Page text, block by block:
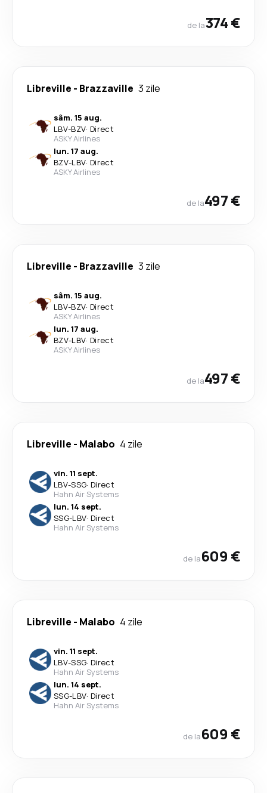
de la374 €
Libreville - Brazzaville 3 zile
sâm. 15 aug.
LBV-BZV· Direct
ASKY Airlines
lun. 17 aug.
BZV-LBV· Direct
ASKY Airlines
de la497 €
Libreville - Brazzaville 3 zile
sâm. 15 aug.
LBV-BZV· Direct
ASKY Airlines
lun. 17 aug.
BZV-LBV· Direct
ASKY Airlines
de la497 €
Libreville - Malabo 4 zile
vin. 11 sept.
LBV-SSG· Direct
Hahn Air Systems
lun. 14 sept.
SSG-LBV· Direct
Hahn Air Systems
de la609 €
Libreville - Malabo 4 zile
vin. 11 sept.
LBV-SSG· Direct
Hahn Air Systems
lun. 14 sept.
SSG-LBV· Direct
Hahn Air Systems
de la609 €